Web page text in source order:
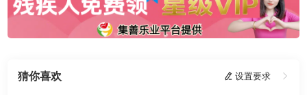
猜你喜欢  设置要求 